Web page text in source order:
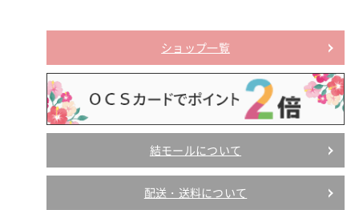
ショップ一覧
結モールについて
配送・送料について